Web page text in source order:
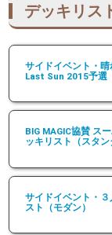
デッキリス
サイドイベント・
Last Sun 2015予選
BIG MAGIC協賛 ス
ッキリスト（スタン
サイドイベント・
スト（モダン）